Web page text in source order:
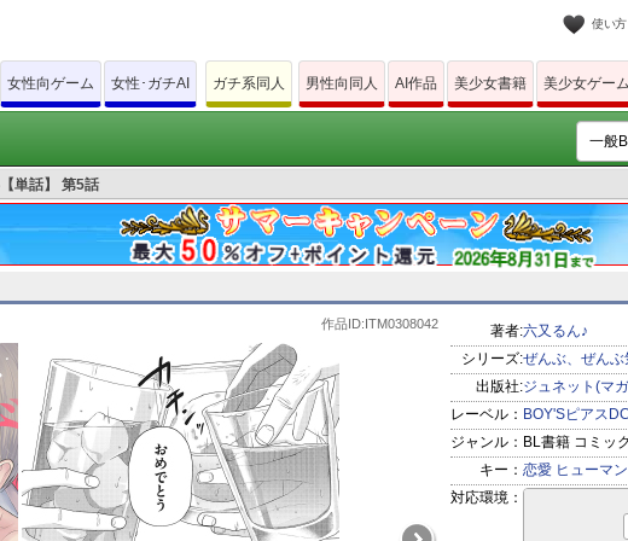
使い方
女性向ゲーム 女性･ガチAI ガチ系同人 男性向同人 AI作品 美少女書籍 美少女ゲー
単話】 第5話
作品ID:ITM0308042 著者:六又るん♪
シリーズ:ぜんぶ、ぜん
出版社:ジュネット(マ
レーベル： BOY'Sピアス
ジャンル： BL書籍 コミッ
キー： 恋愛 ヒューマ
対応環境：